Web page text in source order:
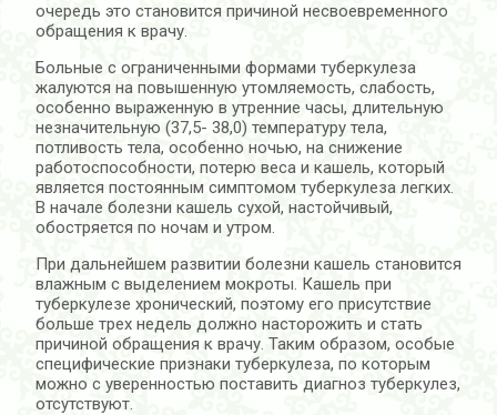
очередь это становится причиной несвоевременного
обращения к врачу.
Больные с ограниченными формами туберкулеза
жалуются на повышенную утомляемость, слабость,
особенно выраженную в утренние часы, длительную
незначительную (37,5- 38,0) температуру тела,
потливость тела, особенно ночью, на снижение
работоспособности, потерю веса и кашель, который
является постоянным симптомом туберкулеза легких.
В начале болезни кашель сухой, настойчивый,
обостряется по ночам и утром.
При дальнейшем развитии болезни кашель становится
влажным с выделением мокроты. Кашель при
туберкулезе хронический, поэтому его присутствие
больше трех недель должно насторожить и стать
причиной обращения к врачу. Таким образом, особые
специфические признаки туберкулеза, по которым
можно с уверенностью поставить диагноз туберкулез,
отсутствуют.